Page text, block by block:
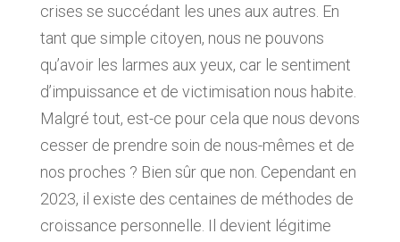
crises se succédant les unes aux autres. En
tant que simple citoyen, nous ne pouvons
qu’avoir les larmes aux yeux, car le sentiment
d’impuissance et de victimisation nous habite.
Malgré tout, est-ce pour cela que nous devons
cesser de prendre soin de nous-mêmes et de
nos proches ? Bien sûr que non. Cependant en
2023, il existe des centaines de méthodes de
croissance personnelle. Il devient légitime